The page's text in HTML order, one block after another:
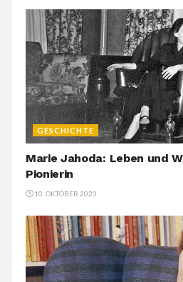
GESCHICHTE
Marie Jahoda: Leben und
Pionierin
10. OKTOBER 2023